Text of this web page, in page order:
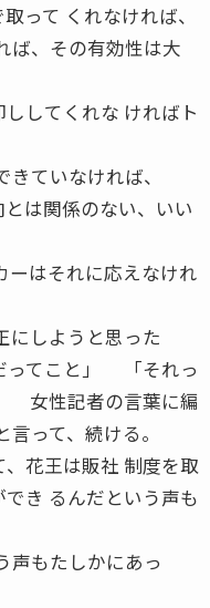
って くれなければ、
ば、その有効性は大
してくれな ければト
ていなければ、
は関係のない、いい
ーはそれに応えなけれ
しようと思った
ってこと」 「それっ
女性記者の言葉に編
って、続ける。
花王は販社 制度を取
き るんだという声も
もたしかにあっ